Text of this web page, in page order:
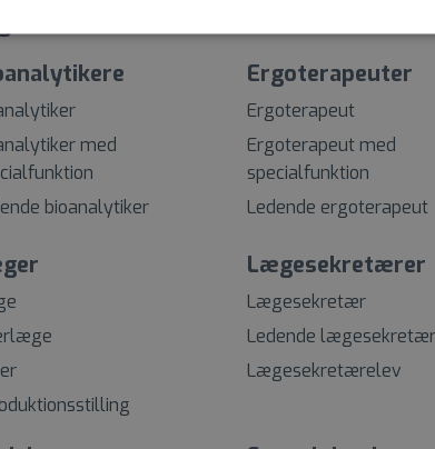
med
bioanalytiker
Ergoterapeuter
Ergoterapeut
Ergoterapeut med
specialfunktion
Ledende ergoterapeut
Lægesekretærer
Lægesekretær
Ledende lægesekretær
Lægesekretærelev